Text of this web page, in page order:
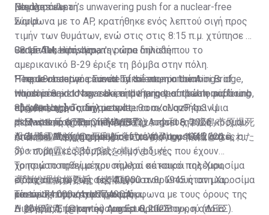
Ναγκασάκι».
μεγάλη τελετή.
Pledges Japan’s unwavering push for a nuclear-free
world
Sanae Takaichi, Japan's prime minister:
"The devastation caused by the atomic bombings of
Hiroshima and Nagasaki, and the indescribable suffering
endured by so many people,…
pic.twitter.com/BpCfhMA6Ba
— Global Brief (@globalbrief_now)August 6, 2026
Σύμφωνα με το AP, κρατήθηκε ενός λεπτού σιγή προς
τιμήν των θυμάτων, ενώ στις στις 8:15 π.μ. χτύπησε η
«καμπάνα ειρήνης», την ώρα δηλαδή που το
αμερικανικό B-29 έριξε τη βόμβα στην πόλη.
08:15 AM, Hiroshima.
People observe a minute of silence on the Aioi Bridge,
which is said to have been the target of the atomic bomb,
81 years ago Today.pic.twitter.com/cUqzP4p3vU
— Massimo (@Rainmaker1973)August 6, 2026
Η πρωθυπουργός Σανάε Τακαΐτσι, η οποία
παρευρέθηκε στην τελετή μνήμης για πρώτη φορά ως
πρωθυπουργός, δήλωσε ότι θα ακολουθήσει «μια
ρεαλιστική στατηγική» για την επίτευξη ενός κόσμου
όπου δεν θα χρησιμοποιούνται πια πυρηνικά όπλα.
【お知らせ】
本日（８月６日）、高市総理は、令和８年広島市原爆死
没者慰霊式並びに平和祈念式に参列し、犠牲となられた
方々の御霊に哀悼の誠を捧げました。
高市総理挨拶要旨（速報版）…
pic.twitter.com/4ylc7Z49QA
— 首相官邸 (@kantei)August 6, 2026
Από τον Αύγουστο μέχρι το τέλος του 1945, αυτές οι
δύο πυρηνικές βόμβες, οι μοναδικές που έχουν
χρησιμοποιηθεί μέχρι σήμερα σε καιρό πολέμου,
στοίχισαν τη ζωή σε 140.000 ανθρώπους στη Χιροσίμα
και σε 74.000 στο Ναγκασάκι.
Το πρώτο πράγμα που πολλοί κάτοικοι της Χιροσίμα
είδαν το πρωί της 6ης Αυγούστου 1945 ήταν μια
«έντονη πύρινη σφαίρα», σύμφωνα με τους όρους της
Διεθνούς Επιτροπής του Ερυθρού Σταυρού (ΔΕΕΣ).
Το εύρος της καταστροφής
Η βόμβα Α, με την ονομασία «Little Boy», η οποία